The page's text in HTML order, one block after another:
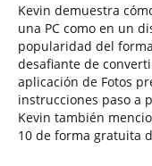
Kevin demuestra
una PC como en un
popularidad del
desafiante de
aplicación de Fotos
instrucciones paso a
Kevin también
10 de forma gratuita